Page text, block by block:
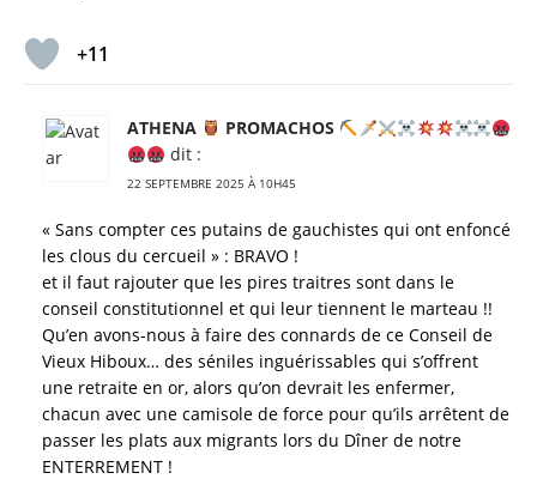
+11
ATHENA
PROMACHOS
dit :
22 SEPTEMBRE 2025 À 10H45
« Sans compter ces putains de gauchistes qui ont enfoncé
les clous du cercueil » : BRAVO !
et il faut rajouter que les pires traitres sont dans le
conseil constitutionnel et qui leur tiennent le marteau !!
Qu’en avons-nous à faire des connards de ce Conseil de
Vieux Hiboux… des séniles inguérissables qui s’offrent
une retraite en or, alors qu’on devrait les enfermer,
chacun avec une camisole de force pour qu’ils arrêtent de
passer les plats aux migrants lors du Dîner de notre
ENTERREMENT !